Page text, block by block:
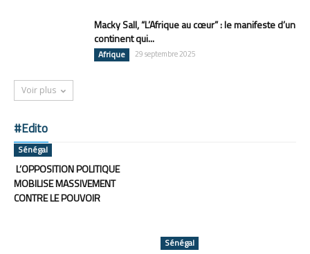
Macky Sall, “L’Afrique au cœur” : le manifeste d’un
continent qui...
Afrique 29 septembre 2025
Voir plus
#Edito
Sénégal
L’OPPOSITION POLITIQUE
MOBILISE MASSIVEMENT
CONTRE LE POUVOIR
Sénégal